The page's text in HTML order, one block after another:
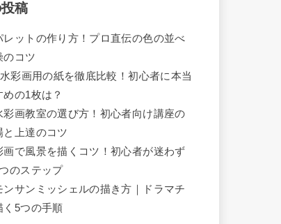
稿
レットの作り方！プロ直伝の色の並べ
のコツ
彩画用の紙を徹底比較！初心者に本当
めの1枚は？
彩画教室の選び方！初心者向け講座の
と上達のコツ
画で風景を描くコツ！初心者が迷わず
のステップ
ンサンミッシェルの描き方｜ドラマチ
く5つの手順